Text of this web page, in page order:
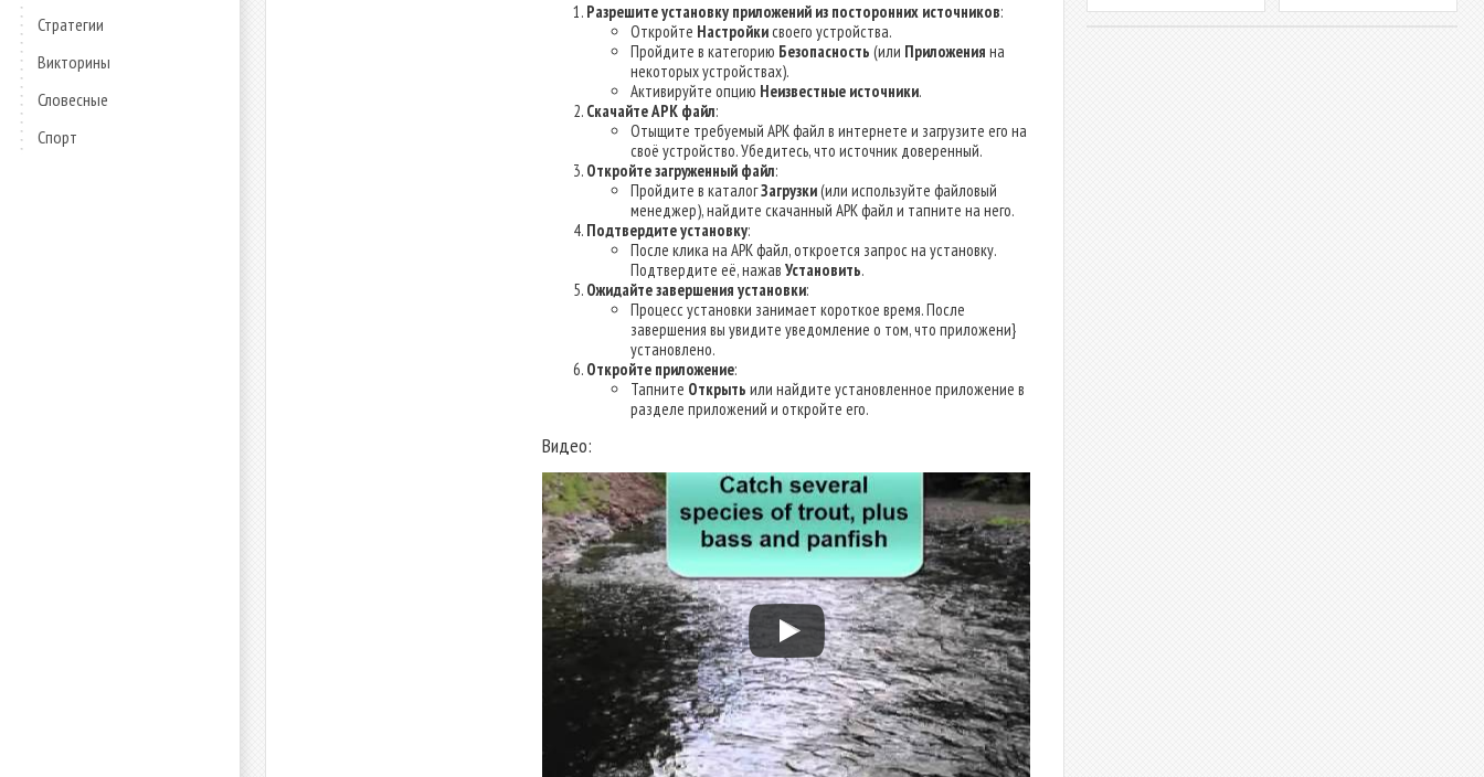
Стратегии
Викторины
Словесные
Спорт
Разрешите установку приложений из посторонних источников:
Откройте Настройкисвоего устройства.
Пройдите в категорию Безопасность (или Приложения на
некоторых устройствах).
Активируйте опцию Неизвестные источники.
Скачайте APK файл:
Отыщите требуемый APK файл в интернете и загрузите его на
своё устройство. Убедитесь, что источник доверенный.
Откройте загруженный файл:
Пройдите в каталогЗагрузки(или используйте файловый
менеджер), найдите скачанный APK файл и тапните на него.
Подтвердите установку:
После клика на APK файл, откроется запрос на установку.
Подтвердите её, нажав Установить.
Ожидайте завершения установки:
Процесс установки занимает короткое время. После
завершения вы увидите уведомление о том, что приложени}
установлено.
Откройте приложение:
Тапните Открыть или найдите установленное приложение в
разделе приложений и откройте его.
Видео: